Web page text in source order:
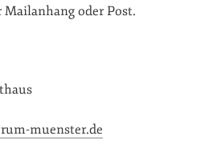
Mailanhang oder Post.
muenster.de